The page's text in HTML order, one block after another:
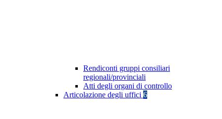
Rendiconti gruppi consiliari
regionali/provinciali
Atti degli organi di controllo
Articolazione degli uffici 6